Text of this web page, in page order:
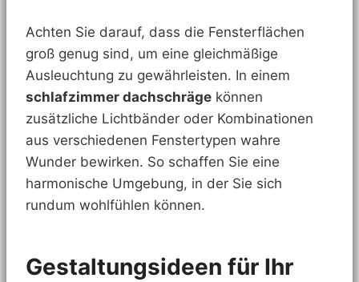
Achten Sie darauf, dass die Fensterflächen
groß genug sind, um eine gleichmäßige
Ausleuchtung zu gewährleisten. In einem
schlafzimmer dachschräge können
zusätzliche Lichtbänder oder Kombinationen
aus verschiedenen Fenstertypen wahre
Wunder bewirken. So schaffen Sie eine
harmonische Umgebung, in der Sie sich
rundum wohlfühlen können.
Gestaltungsideen für Ihr